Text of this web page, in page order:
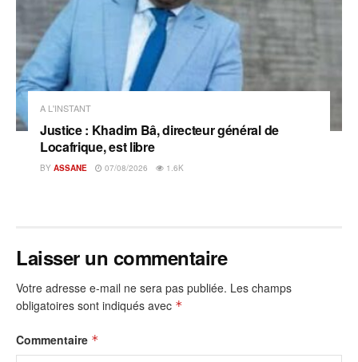
A L'INSTANT
Justice : Khadim Bâ, directeur général de
Locafrique, est libre
BY ASSANE 07/08/2026 1.6K
Laisser un commentaire
Votre adresse e-mail ne sera pas publiée. Les champs
obligatoires sont indiqués avec *
Commentaire *